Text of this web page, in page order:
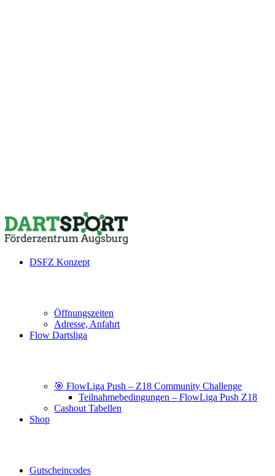
DSFZ Konzept
Öffnungszeiten
Adresse, Anfahrt
Flow Dartsliga
🎯 FlowLiga Push – Z18 Community Challenge
Teilnahmebedingungen – FlowLiga Push Z18
Cashout Tabellen
Shop
Gutscheincodes